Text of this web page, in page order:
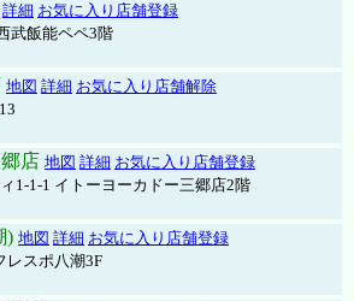
詳細 お気に入り店舗登録
武飯能ペペ3階
地図 詳細 お気に入り店舗解除
店 地図 詳細 お気に入り店舗登録
1-1-1 イトーヨーカドー三郷店2階
) 地図 詳細 お気に入り店舗登録
レスポ八潮3F